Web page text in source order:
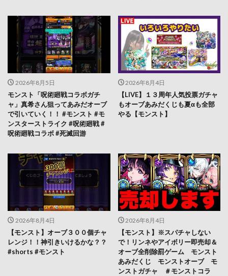
2026年8月5日
モンスト「呪術廻戦コラボガチ
ャ」真希さん狙ってあみだオーブ
で引いていく！！ #モンスト #モ
ンスターストライク #呪術廻戦 #
呪術廻戦コラボ #死滅回游
2026年8月4日
【LIVE】１３周年人気投票ガチャ
もオーブあみだくじも夏αも全部
やる【モンスト】
2026年8月4日
【モンスト】オーブ３００個チャ
レンジ！！神引きいけるかな？？
#shorts #モンスト
2026年8月4日
【モンスト】※スパチャしない
で！リンネやアイボリー即売却＆
オーブ全削除罰ゲーム モンスト
あみだくじ モンストオーブ モ
ンストガチャ ＃モンストコラ